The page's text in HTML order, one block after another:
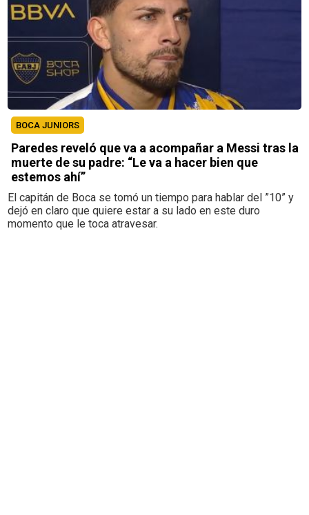
BOCA JUNIORS
Paredes reveló que va a acompañar a Messi tras la
muerte de su padre: “Le va a hacer bien que
estemos ahí”
El capitán de Boca se tomó un tiempo para hablar del ”10” y
dejó en claro que quiere estar a su lado en este duro
momento que le toca atravesar.